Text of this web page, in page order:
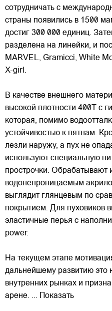
сотрудничать с
страны появились в 1500
достиг 300 000 единиц.
разделена на линейки, и
MARVEL, Gramicci, White
X-girl.
В качестве внешнего
высокой плотности 400T с
которая, помимо
устойчивостью к пятнам.
лезли наружу, а пух не
используют специальную
прострочки. Обрабатывают
водонепроницаемым
выглядит глянцевым по
покрытием. Для пуховиков
эластичные перья с
power.
На текущем этапе
дальнейшему развитию это
внутренних рынках и
арене. ... Показать